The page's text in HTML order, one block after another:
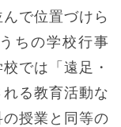
で位置づけら
ちの学校行事
では「遠足・
る教育活動な
授業と同等の